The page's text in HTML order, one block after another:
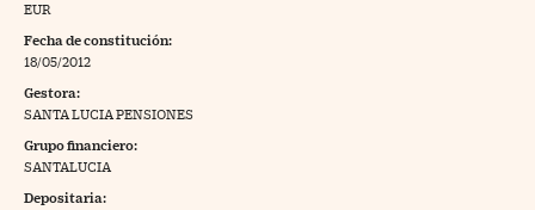
Pyme
EUR
Fecha de constitución:
18/05/2012
Gestora:
SANTA LUCIA PENSIONES
Grupo financiero:
SANTALUCIA
Depositaria: